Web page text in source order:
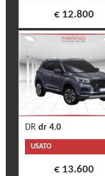
€ 12.800
DR dr 4.0
USATO
€ 13.600